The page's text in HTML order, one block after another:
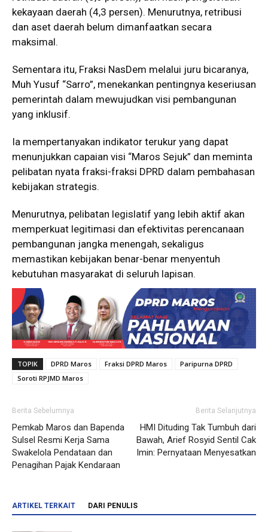
kekayaan daerah (4,3 persen). Menurutnya, retribusi
dan aset daerah belum dimanfaatkan secara
maksimal.
Sementara itu, Fraksi NasDem melalui juru bicaranya,
Muh Yusuf “Sarro”, menekankan pentingnya keseriusan
pemerintah dalam mewujudkan visi pembangunan
yang inklusif.
Ia mempertanyakan indikator terukur yang dapat
menunjukkan capaian visi “Maros Sejuk” dan meminta
pelibatan nyata fraksi-fraksi DPRD dalam pembahasan
kebijakan strategis.
Menurutnya, pelibatan legislatif yang lebih aktif akan
memperkuat legitimasi dan efektivitas perencanaan
pembangunan jangka menengah, sekaligus
memastikan kebijakan benar-benar menyentuh
kebutuhan masyarakat di seluruh lapisan.
TOPIK DPRD Maros Fraksi DPRD Maros
Paripurna DPRD
Soroti RPJMD Maros
Berita Sebelumnya
Pemkab Maros dan Bapenda
Sulsel Resmi Kerja Sama
Swakelola Pendataan dan
Penagihan Pajak Kendaraan
Berita Selanjutnya
HMI Dituding Tak Tumbuh dari
Bawah, Arief Rosyid Sentil Cak
Imin: Pernyataan Menyesatkan
ARTIKEL TERKAIT DARI PENULIS